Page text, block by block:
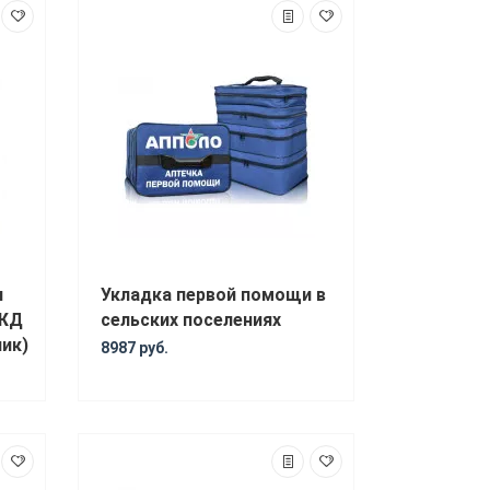
Укладка первой помощи в
сельских поселениях
8987 руб.